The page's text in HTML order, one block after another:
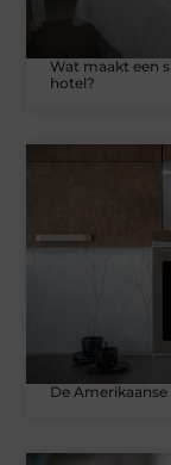
Wat maakt een
hotel?
De